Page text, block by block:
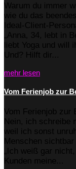
Warum du immer
wie du das
Ideal-Client-
„Anna, 34, lebt in
liebt Yoga und will
Und? Hilft dir...
mehr lesen
Vom Ferienjob zur
Vom Ferienjob zur
Nein, ich schreibe
weil ich sonst
Menschen
„Ich weiß gar
Kunden meine...